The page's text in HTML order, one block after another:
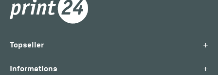
Topseller +
Informations +